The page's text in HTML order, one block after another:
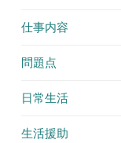
仕事内容
問題点
日常生活
生活援助